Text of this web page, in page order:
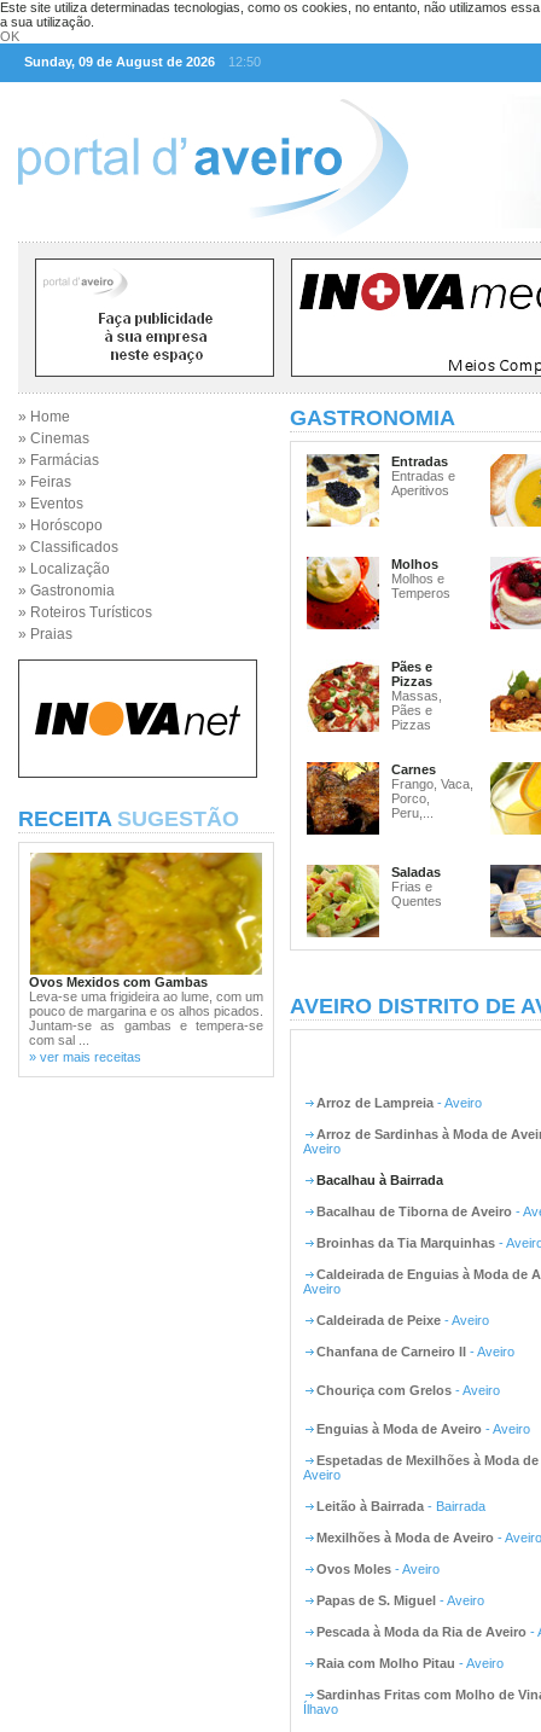
Este site utiliza determinadas tecnologias, como os cookies, no entanto, não utilizamos
a sua utilização.
OK
Sunday, 09 de August de 2026
12:50
» Home
» Cinemas
» Farmácias
» Feiras
» Eventos
» Horóscopo
» Classificados
» Localização
» Gastronomia
» Roteiros Turísticos
» Praias
RECEITA SUGESTÃO
Ovos Mexidos com Gambas
Leva-se uma frigideira ao lume, com um
pouco de margarina e os alhos picados.
Juntam-se as gambas e tempera-se
com sal ...
» ver mais receitas
GASTRONOMIA
Entradas
Entradas e
Aperitivos
Molhos
Molhos e
Temperos
Pães e
Pizzas
Massas,
Pães e
Pizzas
Carnes
Frango, Vaca,
Porco,
Peru,...
Saladas
Frias e
Quentes
AVEIRO DISTRITO DE
Arroz de Lampreia - Aveiro
Arroz de Sardinhas à Moda de
Aveiro
Bacalhau à Bairrada
Bacalhau de Tiborna de Aveiro -
Broinhas da Tia Marquinhas -
Caldeirada de Enguias à Moda de
Aveiro
Caldeirada de Peixe - Aveiro
Chanfana de Carneiro II - Aveiro
Chouriça com Grelos - Aveiro
Enguias à Moda de Aveiro - Aveiro
Espetadas de Mexilhões à Moda
Aveiro
Leitão à Bairrada - Bairrada
Mexilhões à Moda de Aveiro - Aveiro
Ovos Moles - Aveiro
Papas de S. Miguel - Aveiro
Pescada à Moda da Ria de Aveiro -
Raia com Molho Pitau - Aveiro
Sardinhas Fritas com Molho de
Ílhavo